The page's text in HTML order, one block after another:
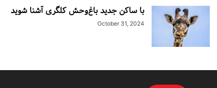
با ساکن جدید باغ‌وحش کلگری آشنا شوید
October 31, 2024